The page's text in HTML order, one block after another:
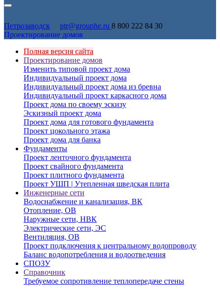
Петрозаводск ptr@grouphe.ru 8 800 222 84 30
Проектирование домов
Полная версия сайта
Проектирование домов
Изменить типовой проект дома
Индивидуальный проект дома
Индивидуальный проект дома из бревна
Индивидуальный проект каркасного дома
Проект дома по своему эскизу
Эскизный проект дома
Проект дома для готового фундамента
Проект цокольного этажа
Проект дома для банка
Фундаменты
Проект ленточного фундамента
Проект свайного фундамента
Проект плитного фундамента
Проект УШП | Утепленная шведская плита
Инженерные сети
Водоснабжение и канализация, ВК
Отопление, ОВ
Наружные сети, НВК
Электрические сети, ЭС
Вентиляция, ОВ
Проект подключения к центральному водопроводу
Баланс водопотребления и водоотведения
СПОЗУ
Справочник
Требуемое сопротивление теплопередаче стены